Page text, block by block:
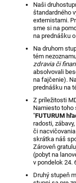
Naši
štandardného
externistami.
sme si na
na prednášku
Na druhom
tém
zdravia či
absolvovali
na fajčenie).
prednášku na
Z príležitosti
Namiesto toho
"FUTURUM
radosti,
či
skrátka náš
Zároveň
(pobyt na
v pondelok 24.
Druhý stupeň